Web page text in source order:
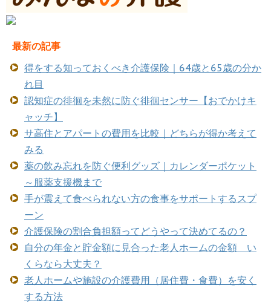
最新の記事
得をする知っておくべき介護保険｜64歳と65歳の分か
れ目
認知症の徘徊を未然に防ぐ徘徊センサー【おでかけキ
ャッチ】
サ高住とアパートの費用を比較｜どちらが得か考えて
みる
薬の飲み忘れを防ぐ便利グッズ｜カレンダーポケット
～服薬支援機まで
手が震えて食べられない方の食事をサポートするスプ
ーン
介護保険の割合負担額ってどうやって決めてるの？
自分の年金と貯金額に見合った老人ホームの金額 い
くらなら大丈夫？
老人ホームや施設の介護費用（居住費・食費）を安く
する方法